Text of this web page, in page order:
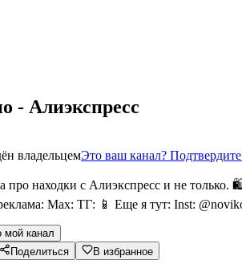
- Алиэкспресс
владельцемЭто ваш канал?
про находки с Алиэкспресс и не
Мах: ТГ: 📱 Еще я тут: Inst:
мой канал
Поделиться В избранное